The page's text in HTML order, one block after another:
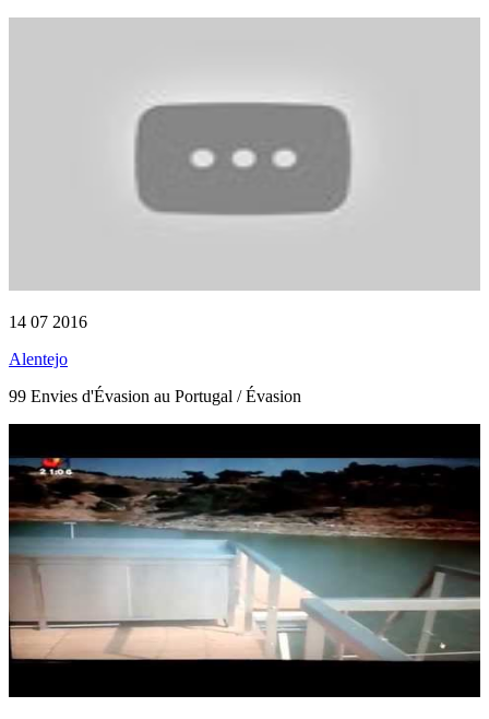
14 07 2016
Alentejo
99 Envies d'Évasion au Portugal / Évasion